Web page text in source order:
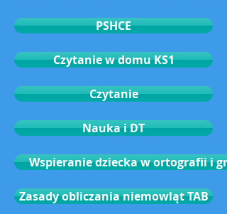
PSHCE
Czytanie w domu KS1
Czytanie
Nauka i DT
Wspieranie dziecka w ortografii i
Zasady obliczania niemowląt TAB